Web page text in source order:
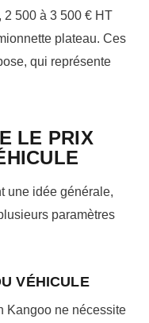
2 500 à 3 500 € HT
plateau. Ces
qui représente
LE PRIX
une idée générale,
paramètres
VÉHICULE
Kangoo ne nécessite